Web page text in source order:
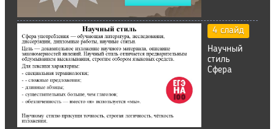
4 слайд
Научный
стиль
Сфера